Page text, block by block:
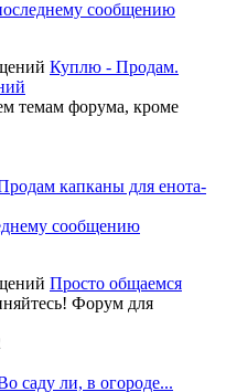
сообщению
Куплю - Продам.
темам форума, кроме
капканы для енота-
сообщению
Просто общаемся
Форум для
саду ли, в огороде...